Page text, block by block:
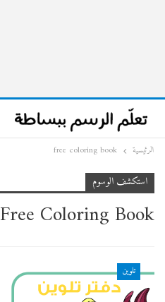
الرئيسية free coloring book
استكشف الوسوم
Free Coloring Book
تلوين